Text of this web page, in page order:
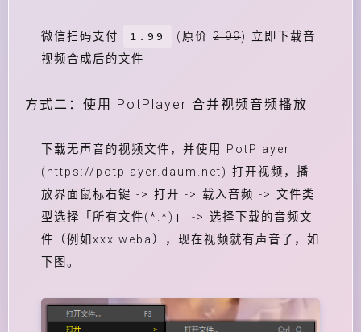
微信扫码支付 1.99 (原价 2.99) 立即下载音
视频合成后的文件
方式二：使用 PotPlayer 合并视频音频播放
下载无声音的视频文件，并使用 PotPlayer
(https://potplayer.daum.net) 打开视频，播
放界面鼠标右键 -> 打开 -> 载入音频 -> 文件类
型选择「所有文件(*.*)」 -> 选择下载的音频文
件（例如xxx.weba），现在视频就有声音了，如
下图。